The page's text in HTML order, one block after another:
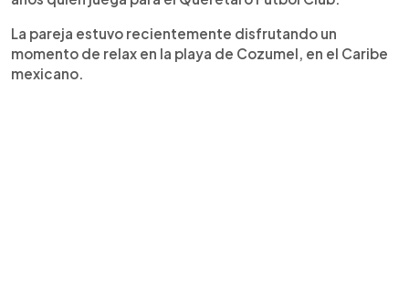
La pareja estuvo recientemente disfrutando un
momento de relax en la playa de Cozumel, en el Caribe
mexicano.